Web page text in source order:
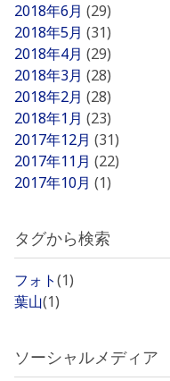
2018年6月 (29)
2018年5月 (31)
2018年4月 (29)
2018年3月 (28)
2018年2月 (28)
2018年1月 (23)
2017年12月 (31)
2017年11月 (22)
2017年10月 (1)
タグから検索
フォト(1)
葉山(1)
ソーシャルメディア